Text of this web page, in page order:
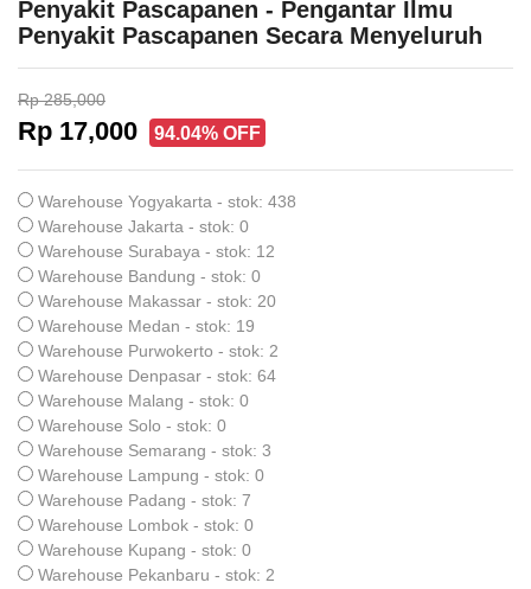
Penyakit Pascapanen - Pengantar Ilmu
Penyakit Pascapanen Secara Menyeluruh
Rp 285,000
Rp 17,000 94.04% OFF
Warehouse Yogyakarta - stok: 438
Warehouse Jakarta - stok: 0
Warehouse Surabaya - stok: 12
Warehouse Bandung - stok: 0
Warehouse Makassar - stok: 20
Warehouse Medan - stok: 19
Warehouse Purwokerto - stok: 2
Warehouse Denpasar - stok: 64
Warehouse Malang - stok: 0
Warehouse Solo - stok: 0
Warehouse Semarang - stok: 3
Warehouse Lampung - stok: 0
Warehouse Padang - stok: 7
Warehouse Lombok - stok: 0
Warehouse Kupang - stok: 0
Warehouse Pekanbaru - stok: 2